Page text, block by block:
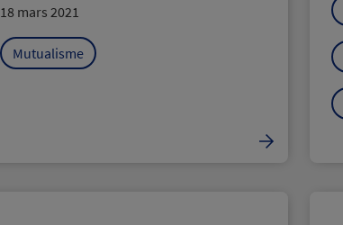
18 mars 2021
Mutualisme